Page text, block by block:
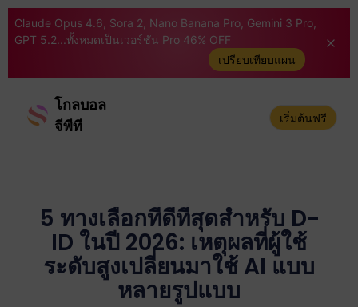
Claude Opus 4.6, Sora 2, Nano Banana Pro, Gemini 3 Pro,
GPT 5.2...ทั้งหมดเป็นเวอร์ชัน Pro 46% OFF
เปรียบเทียบแผน
โกลบอล
จีพีที
เริ่มต้นฟรี
5 ทางเลือกที่ดีที่สุดสำหรับ D-
ID ในปี 2026: เหตุผลที่ผู้ใช้
ระดับสูงเปลี่ยนมาใช้ AI แบบ
หลายรูปแบบ